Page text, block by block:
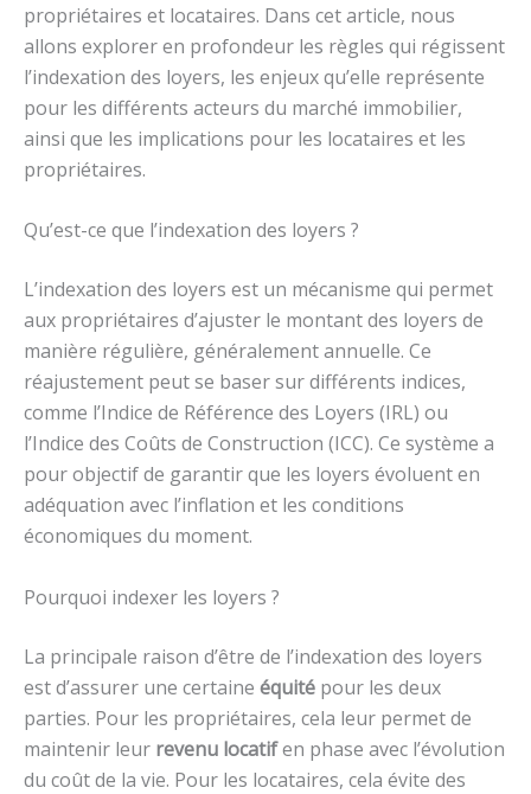
propriétaires et locataires. Dans cet article, nous
allons explorer en profondeur les règles qui régissent
l’indexation des loyers, les enjeux qu’elle représente
pour les différents acteurs du marché immobilier,
ainsi que les implications pour les locataires et les
propriétaires.
Qu’est-ce que l’indexation des loyers ?
L’indexation des loyers est un mécanisme qui permet
aux propriétaires d’ajuster le montant des loyers de
manière régulière, généralement annuelle. Ce
réajustement peut se baser sur différents indices,
comme l’Indice de Référence des Loyers (IRL) ou
l’Indice des Coûts de Construction (ICC). Ce système a
pour objectif de garantir que les loyers évoluent en
adéquation avec l’inflation et les conditions
économiques du moment.
Pourquoi indexer les loyers ?
La principale raison d’être de l’indexation des loyers
est d’assurer une certaine équité pour les deux
parties. Pour les propriétaires, cela leur permet de
maintenir leur revenu locatifen phase avec l’évolution
du coût de la vie. Pour les locataires, cela évite des